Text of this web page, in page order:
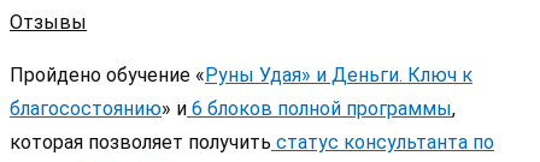
Отзывы
Пройдено обучение « Руны Удая» и Деньги. Ключ к
благосостоянию» и 6 блоков полной программы,
которая позволяет получить статус консультанта по